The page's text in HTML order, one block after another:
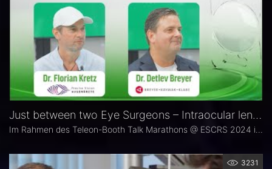
Just between two Eye Surgeons – Intraocular lens options @ESCRS 2024
Im Rahmen des Teleon-Booth Talk Marathons @ ESCRS 2024 in Barcelona sprechen die Experten für refraktive IOL Dr. Detlev Breyer und Dr. Florian Kretz über Premium-IOL-Optionen und wie Sie die Gesundheit Ihrer Patienten und gleichzeitig Ihr eigenes Geschäft weiter verbessern können.
3231